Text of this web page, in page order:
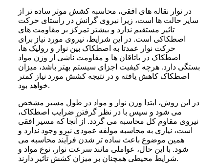
در نوار نقاله های افقی، محاسبه کشش موثر ساده تر از
سایر حالت ها است، زیرا نیروی گرانش در راستای حرکت
تاثیر مستقیم ندارد و بیشتر تمرکز بر مقاومت های
اصطکاکی است. در این شرایط، نیروی مورد نیاز برای
حرکت نوار عمدتا به اصطکاک بین نوار و رولیک ها،
اصطکاک در یاتاقان ها و مقاومت ناشی از وزن مواد
بستگی دارد. هرچه کیفیت اجزای سیستم بهتر باشد، میزان
اصطکاک کاهش یافته و در نتیجه کشش مورد نیاز کمتر
خواهد بود.
در این روش، ابتدا وزن نوار و مواد در طول مسیر مشخص
می شود و سپس با در نظر گرفتن ضرایب اصطکاک،
نیروی مقاوم کل محاسبه می گردد. از آنجا که مسیر افقی
است، نیازی به محاسبه مولفه عمودی نیرو وجود ندارد و
همین موضوع باعث ساده تر شدن فرآیند محاسبه می
شود. با این حال، عواملی مانند سرعت نوار، نوع مواد و
شرایط محیطی همچنان بر میزان کشش تاثیر دارند.